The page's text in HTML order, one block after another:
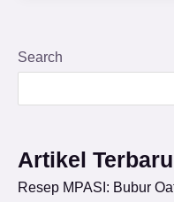
Search
Artikel Terbaru
Resep MPASI: Bubur